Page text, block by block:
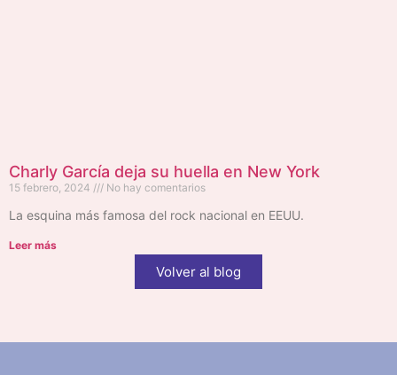
Charly García deja su huella en New York
15 febrero, 2024 No hay comentarios
La esquina más famosa del rock nacional en EEUU.
Leer más
Volver al blog